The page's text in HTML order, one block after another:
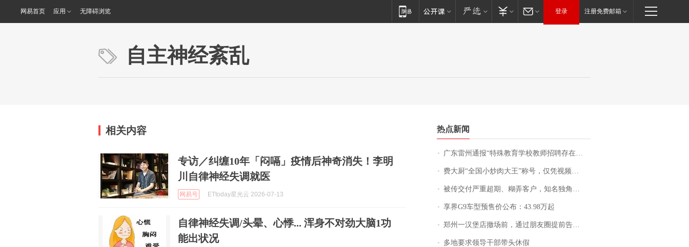
网易首页 应用 无障碍浏览 登录 注册免费邮箱
自主神经紊乱
相关内容
专访／纠缠10年「闷嗝」疫情后神奇消失！李明
川自律神经失调就医
网易号 ETtoday星光云 2026-07-13
自律神经失调/头晕、心悸... 浑身不对劲大脑1功
能出状况
热点新闻
广东雷州通报“特殊教育学校教师招聘存在违规行为”：已启动问责程序 副校长被停职
费大厨“全国小炒肉大王”称号，仅凭视频评出？中国烹饪协会回应
被传交付严重超期、糊弄客户，知名独角兽车企创始人回应：都没证据，将依法采取措施，“本人长期与美国交管局保持沟通，对方表示肯定”
享界G9车型预售价公布：43.98万起
郑州一汉堡店撤场前，通过朋友圈提前告知逐一退费，有顾客仅剩1元也全被退回，分文不少；顾客：言而有信，让人感动
多地要求领导干部带头休假